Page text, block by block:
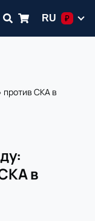
RU ₽
против СКА в
в